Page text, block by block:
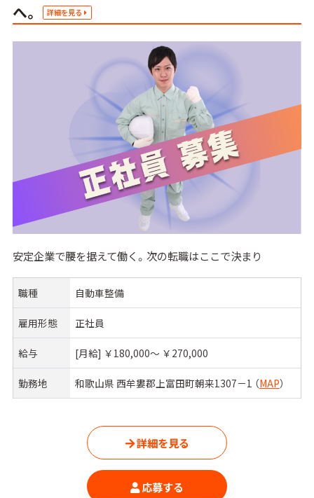
へ。 詳細を見る
安定企業で腰を据えて働く。次の転職はここで決まり
職種 自動車整備
雇用形態 正社員
給与 [月給] ￥180,000〜 ￥270,000
勤務地 和歌山県 西牟婁郡上富田町朝来1307－1 （MAP）
詳細を見る
応募する